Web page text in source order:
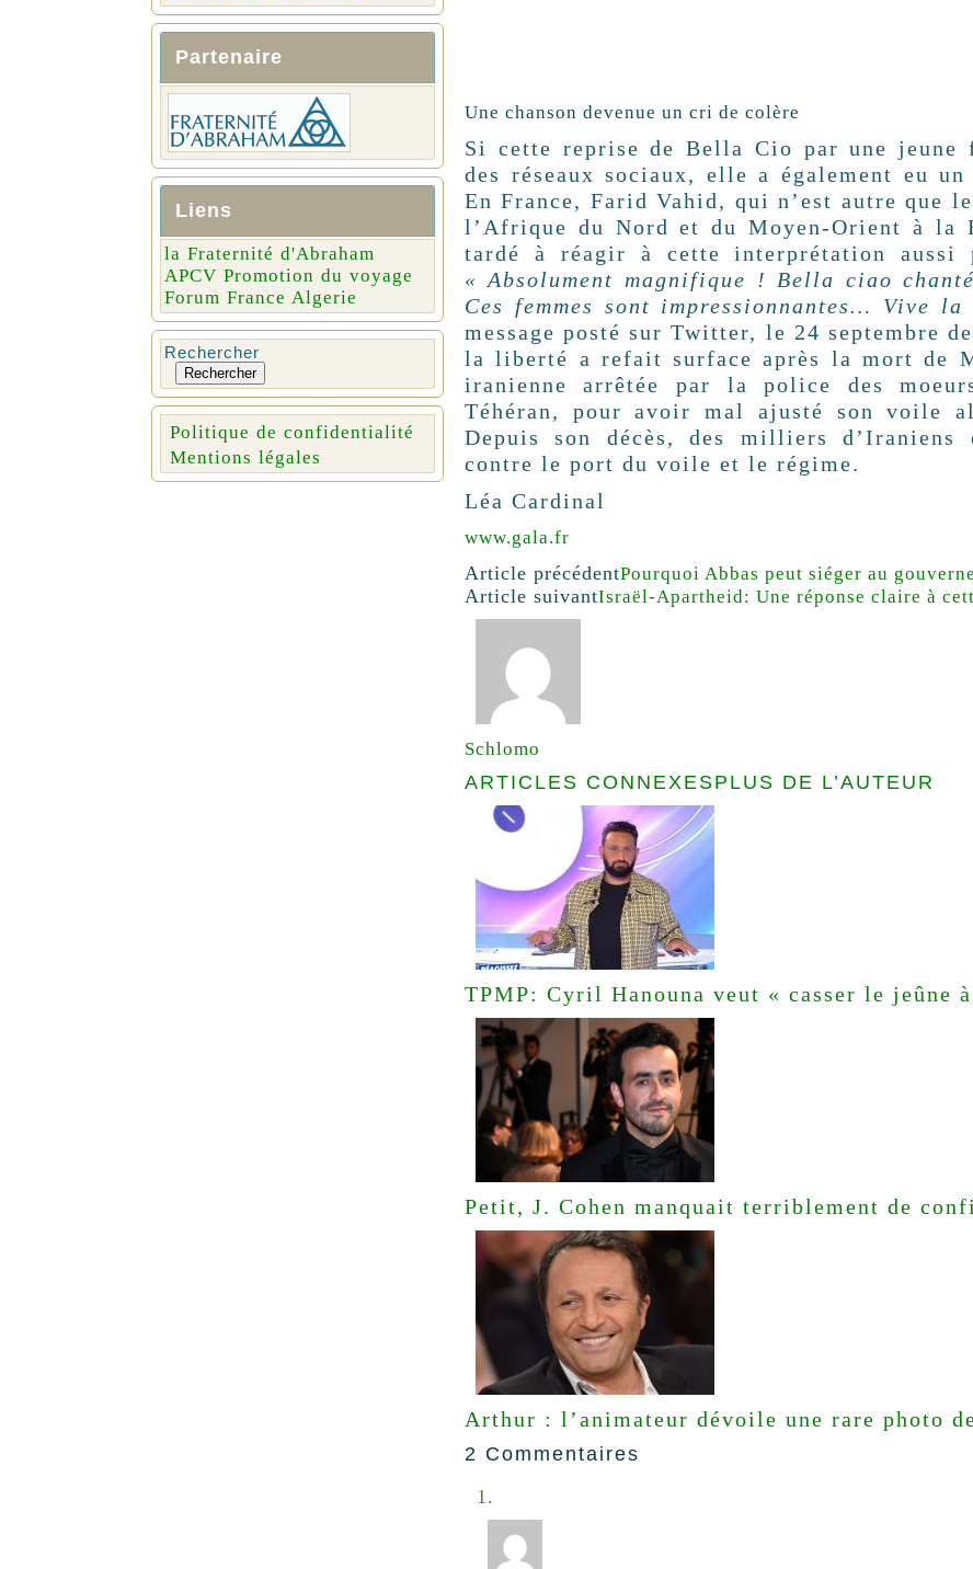
Partenaire
Liens
la Fraternité d'Abraham
APCV Promotion du voyage
Forum France Algerie
Rechercher
Rechercher
Politique de confidentialité
Mentions légales
Une chanson devenue un cri de colère
Si cette reprise de Bella Cio par une
des réseaux sociaux, elle a également eu
En France, Farid Vahid, qui n’est autre que
l’Afrique du Nord et du Moyen-Orient à la
tardé à réagir à cette interprétation aussi
« Absolument magnifique ! Bella ciao
Ces femmes sont impressionnantes… Vive
message posté sur Twitter, le 24 septembre
la liberté a refait surface après la mort de
iranienne arrêtée par la police des
Téhéran, pour avoir mal ajusté son voile
Depuis son décès, des milliers d’Iraniens
contre le port du voile et le régime.
Léa Cardinal
www.gala.fr
Article précédentPourquoi Abbas peut siéger au
Article suivantIsraël-Apartheid: Une réponse claire à
Schlomo
ARTICLES CONNEXESPLUS DE L’AUTEUR
TPMP: Cyril Hanouna veut « casser le jeûne à
Petit, J. Cohen manquait terriblement de
Arthur : l’animateur dévoile une rare photo
2 Commentaires